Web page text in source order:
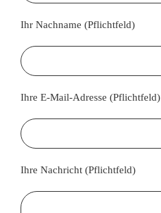
ÜBER UNS
HOROSKOP
Ihr Nachname (Pflichtfeld)
Ihre E-Mail-Adresse (Pflichtfeld)
Ihre Nachricht (Pflichtfeld)